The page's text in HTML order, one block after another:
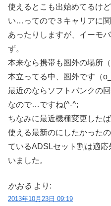
使えるとこも出始めてるけ
い…ってので３キャリアに
あったりしますが、イーモ
ず。
本来なら携帯も圏外の場所
本立ってる中、圏外です（
最近のならソフトバンクの
なので…ですね(^-^;
ちなみに最近機種変更した
使える最新のにしたかった
ているADSLセット割は適
いました。
かおる より:
2013年10月23日 09:19